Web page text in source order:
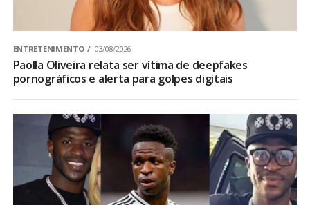
ENTRETENIMENTO 03/08/2026
Paolla Oliveira relata ser vítima de deepfakes
pornográficos e alerta para golpes digitais